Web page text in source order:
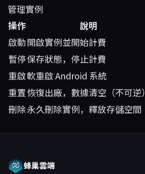
管理實例
操作
說明
啟動開啟實例並開始計費
暫停保存狀態，停止計費
重啟軟重啟 Android 系統
重置恢復出廠，數據清空（不可逆）
刪除永久刪除實例，釋放存儲空間
蜂巢雲端